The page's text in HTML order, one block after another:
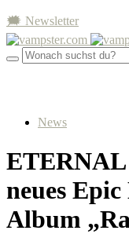
🗯 Newsletter
News
neues
Album